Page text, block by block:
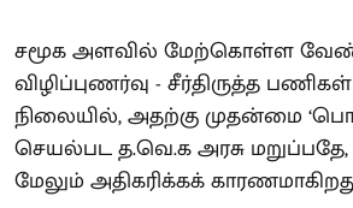
சமூக அளவில் மேற்கொள்ள
விழிப்புணர்வு - சீர்திருத்த
நிலையில், அதற்கு முதன்மை
செயல்பட த.வெ.க அரசு
மேலும் அதிகரிக்கக்